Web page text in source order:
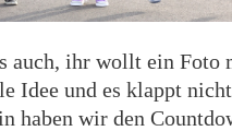
auch, ihr wollt ein Foto
Idee und es klappt
haben wir den